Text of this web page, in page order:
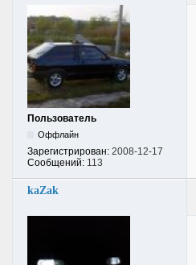
Пользователь
Оффлайн
Зарегистрирован: 2008-12-17
Сообщений: 113
kaZak